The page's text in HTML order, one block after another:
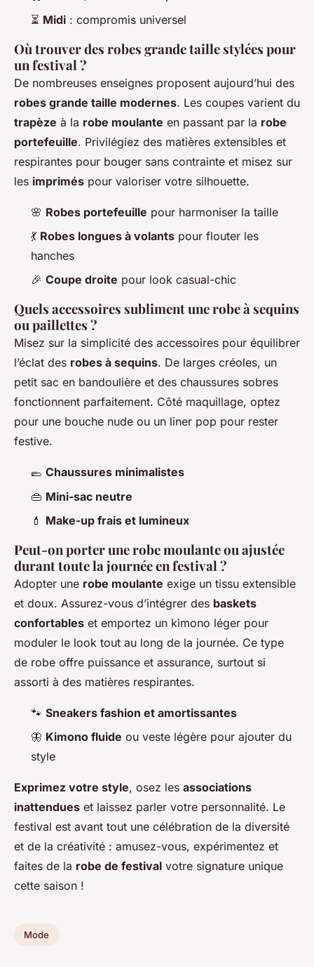
⏳ Midi : compromis universel
Où trouver des robes grande taille stylées pour
un festival ?
De nombreuses enseignes proposent aujourd’hui des
robes grande taille modernes. Les coupes varient du
trapèze à la robe moulante en passant par la robe
portefeuille. Privilégiez des matières extensibles et
respirantes pour bouger sans contrainte et misez sur
les imprimés pour valoriser votre silhouette.
🌸 Robes portefeuille pour harmoniser la taille
💃 Robes longues à volants pour flouter les
hanches
🎉 Coupe droite pour look casual-chic
Quels accessoires subliment une robe à sequins
ou paillettes ?
Misez sur la simplicité des accessoires pour équilibrer
l’éclat des robes à sequins. De larges créoles, un
petit sac en bandoulière et des chaussures sobres
fonctionnent parfaitement. Côté maquillage, optez
pour une bouche nude ou un liner pop pour rester
festive.
🥿 Chaussures minimalistes
👜 Mini-sac neutre
💄 Make-up frais et lumineux
Peut-on porter une robe moulante ou ajustée
durant toute la journée en festival ?
Adopter une robe moulante exige un tissu extensible
et doux. Assurez-vous d’intégrer des baskets
confortables et emportez un kimono léger pour
moduler le look tout au long de la journée. Ce type
de robe offre puissance et assurance, surtout si
assorti à des matières respirantes.
🐾 Sneakers fashion et amortissantes
🦋 Kimono fluide ou veste légère pour ajouter du
style
Exprimez votre style, osez les associations
inattendues et laissez parler votre personnalité. Le
festival est avant tout une célébration de la diversité
et de la créativité : amusez-vous, expérimentez et
faites de la robe de festival votre signature unique
cette saison !
Mode